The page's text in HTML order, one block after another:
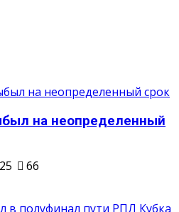
на неопределенный
66